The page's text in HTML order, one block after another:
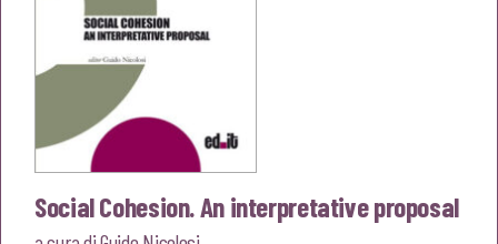
Social Cohesion. An interpretative proposal